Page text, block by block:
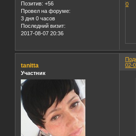
Позитив: +56
Провел на форуме:
3 дня 0 часов
Последний визит:
2017-08-07 20:36
0
02-
tanitta
Участник